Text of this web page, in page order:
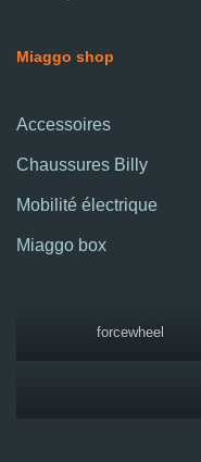
Miaggo shop
Accessoires
Chaussures Billy
Mobilité électrique
Miaggo box
forcewheel